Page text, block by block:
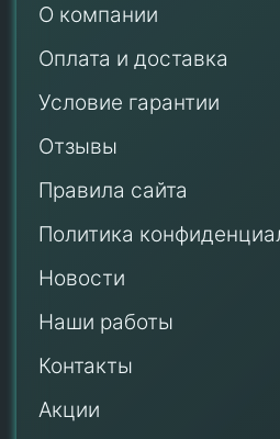
О компании
Оплата и доставка
Условие гарантии
Отзывы
Правила сайта
Политика
Новости
Наши работы
Контакты
Акции